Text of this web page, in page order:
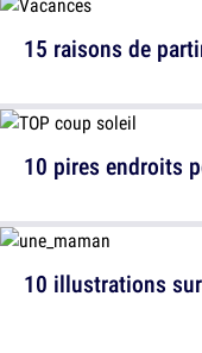
10 pires endroits
15 raisons de
10 illustrations